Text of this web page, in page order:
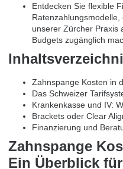
Entdecken Sie flexible
unserer Zürcher Praxis
Budgets zugänglich
Zahnspange Kosten in
Das Schweizer
Krankenkasse und IV:
Brackets oder Clear
Finanzierung und
Zahnspange
Ein Überblick